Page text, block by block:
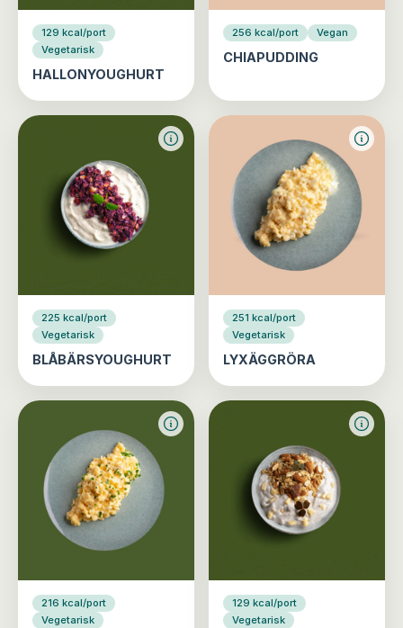
129 kcal/port
Vegetarisk
HALLONYOUGHURT
256 kcal/port Vegan
CHIAPUDDING
225 kcal/port
Vegetarisk
BLÅBÄRSYOUGHURT
251 kcal/port
Vegetarisk
LYXÄGGRÖRA
216 kcal/port
Vegetarisk
129 kcal/port
Vegetarisk